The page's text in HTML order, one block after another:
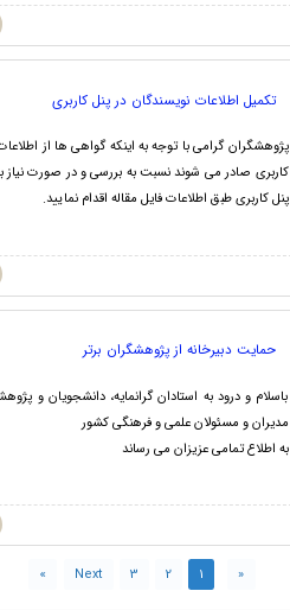
تکمیل اطلاعات نویسندگان در پنل کاربری
پژوهشگران گرامی با توجه به اینکه گواهی ها از
کاربری صادر می شوند نسبت به بررسی و در صورت نیاز
پنل کاربری طبق اطلاعات فایل مقاله اقدام نمایید.
حمایت دبیرخانه از پژوهشگران برتر
باسلام و درود به استادان گرانمایه، دانشجویان و
مدیران و مسئولان علمی و فرهنگی کشور
به اطلاع تمامی عزیزان می رساند
«
1
2
3
Next
»